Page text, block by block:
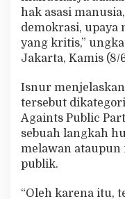
hak asasi
demokrasi, upaya
yang kritis,”
Jakarta, Kamis (8/
Isnur
tersebut
Againts Public
sebuah langkah
melawan
publik.
“Oleh karena itu,